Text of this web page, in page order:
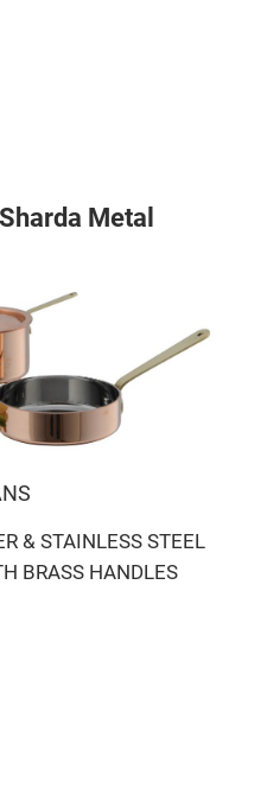
Metal
& STAINLESS STEEL
BRASS HANDLES